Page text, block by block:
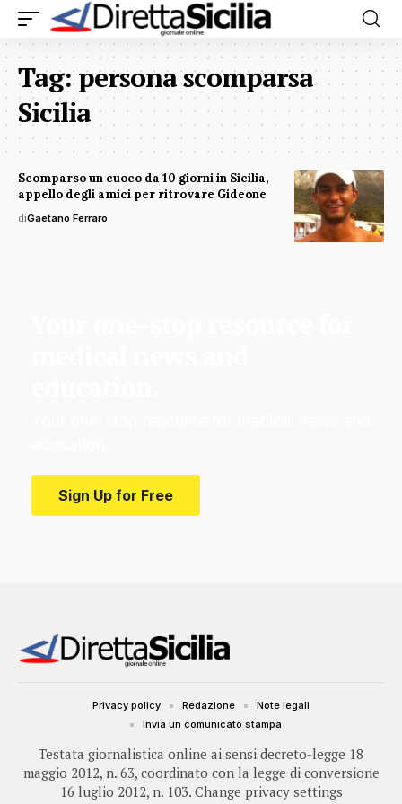
Tag:persona scomparsa
Sicilia
Scomparso un cuoco da 10 giorni in Sicilia,
appello degli amici per ritrovare Gideone
diGaetano Ferraro
Sign Up for Free
Testata giornalistica online ai sensi decreto-legge 18
maggio 2012, n. 63, coordinato con la legge di conversione
16 luglio 2012, n. 103. Change privacy settings
Privacy policy Redazione
Note legali
Invia un comunicato stampa